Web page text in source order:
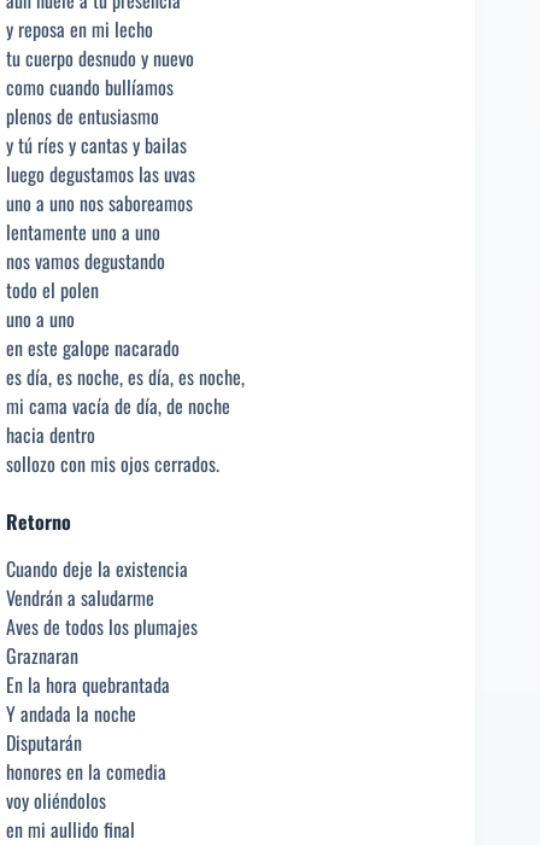
y reposa en mi lecho
tu cuerpo desnudo y nuevo
como cuando bullíamos
plenos de entusiasmo
y tú ríes y cantas y bailas
luego degustamos las uvas
uno a uno nos saboreamos
lentamente uno a uno
nos vamos degustando
todo el polen
uno a uno
en este galope nacarado
es día, es noche, es día, es noche,
mi cama vacía de día, de noche
hacia dentro
sollozo con mis ojos cerrados.
Retorno
Cuando deje la existencia
Vendrán a saludarme
Aves de todos los plumajes
Graznaran
En la hora quebrantada
Y andada la noche
Disputarán
honores en la comedia
voy oliéndolos
en mi aullido final